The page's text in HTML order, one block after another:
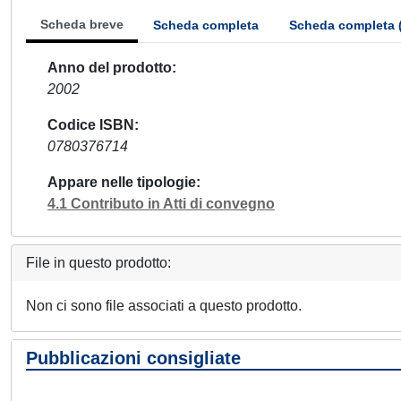
Scheda breve Scheda completa Scheda completa
Anno del prodotto
2002
Codice ISBN
0780376714
Appare nelle tipologie
4.1 Contributo in Atti di convegno
File in questo prodotto:
Non ci sono file associati a questo prodotto.
Pubblicazioni consigliate